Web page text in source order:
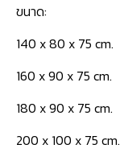
ขนาด:
140 x 80 x 75 cm.
160 x 90 x 75 cm.
180 x 90 x 75 cm.
200 x 100 x 75 cm.